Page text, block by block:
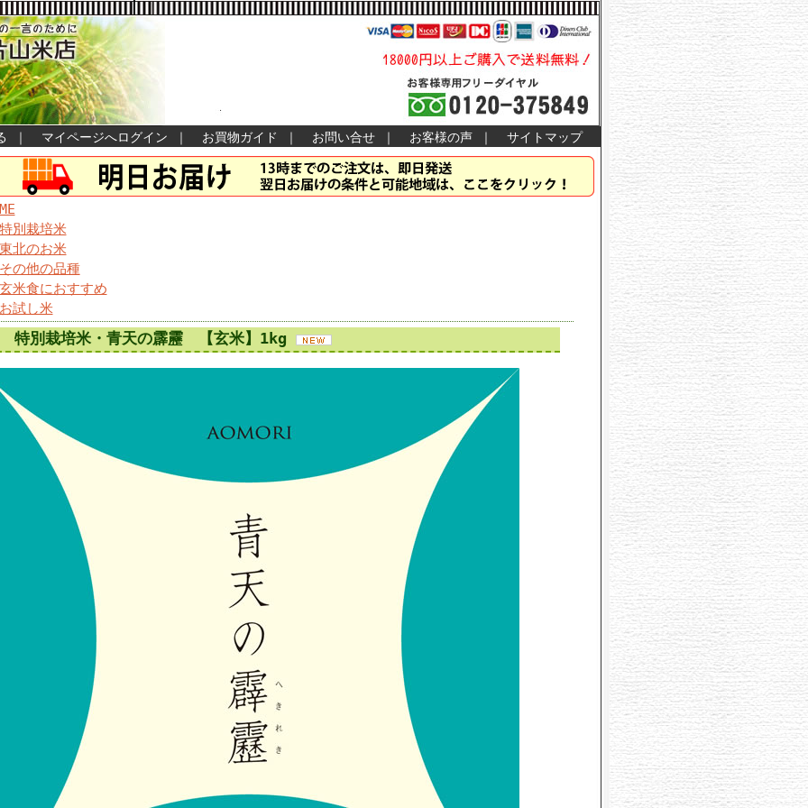
｜ マイページへログイン ｜ お買物ガイド ｜ お問い合せ｜ お客様の声｜ サイトマップ
別栽培米
北のお米
の他の品種
米食におすすめ
試し米
特別栽培米・青天の霹靂 【玄米】1kg